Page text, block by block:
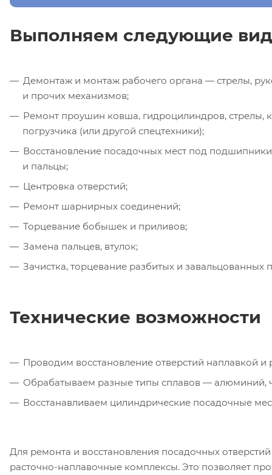
Выполняем следующие
Демонтаж и монтаж рабочего органа — стрелы,
и прочих механизмов;
Ремонт проушин ковша, гидроцилиндров, стрелы,
погрузчика (или другой спецтехники);
Восстановление посадочных мест под
и пальцы;
Центровка отверстий;
Ремонт шарнирных соединений;
Торцевание бобышек и приливов;
Замена пальцев, втулок;
Зачистка, торцевание разбитых и завальцованных
Технические возможности
Проводим восстановление отверстий наплавкой
Обрабатываем разные типы сплавов — алюминий,
Восстанавливаем цилиндрические посадочные
Для ремонта и восстановления посадочных
расточно-наплавочные комплексы. Это позволяет